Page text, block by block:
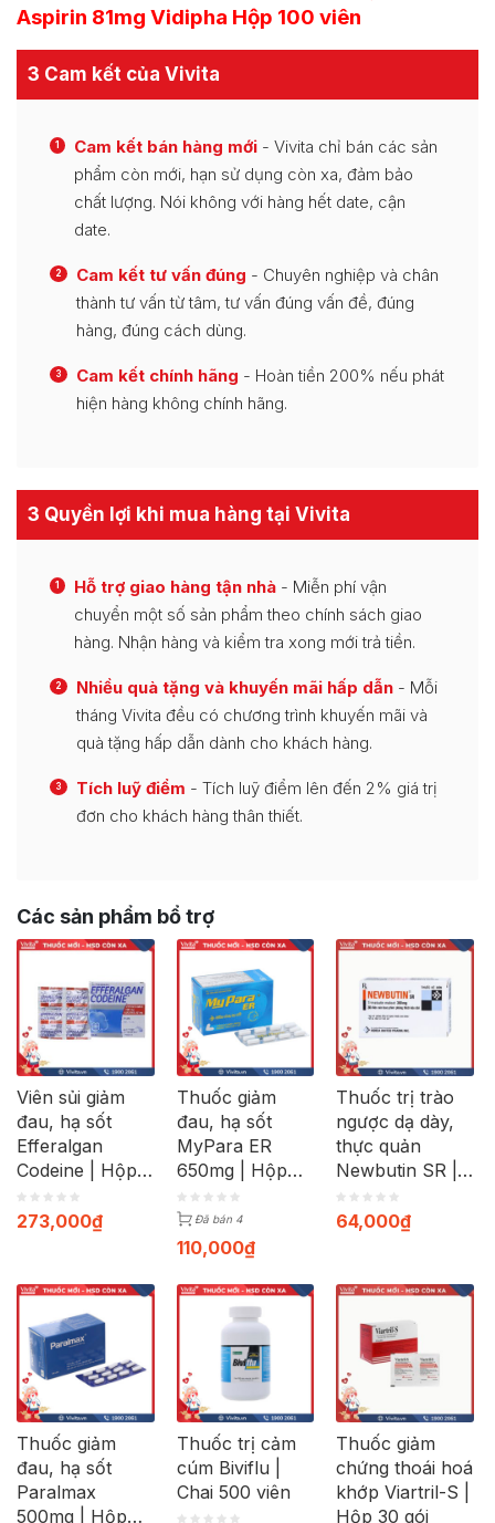
Aspirin 81mg Vidipha Hộp 100 viên
3 Cam kết của Vivita
1 Cam kết bán hàng mới - Vivita chỉ bán các sản
phẩm còn mới, hạn sử dụng còn xa, đảm bảo
chất lượng. Nói không với hàng hết date, cận
date.
2 Cam kết tư vấn đúng - Chuyên nghiệp và chân
thành tư vấn từ tâm, tư vấn đúng vấn đề, đúng
hàng, đúng cách dùng.
3 Cam kết chính hãng - Hoàn tiền 200% nếu phát
hiện hàng không chính hãng.
3 Quyền lợi khi mua hàng tại Vivita
1 Hỗ trợ giao hàng tận nhà - Miễn phí vận
chuyển một số sản phẩm theo chính sách giao
hàng. Nhận hàng và kiểm tra xong mới trả tiền.
2 Nhiều quà tặng và khuyến mãi hấp dẫn - Mỗi
tháng Vivita đều có chương trình khuyến mãi và
quà tặng hấp dẫn dành cho khách hàng.
3 Tích luỹ điểm - Tích luỹ điểm lên đến 2% giá trị
đơn cho khách hàng thân thiết.
Các sản phẩm bổ trợ
Viên sủi giảm
đau, hạ sốt
Efferalgan
Codeine | Hộp
40 viên
273,000₫
Thuốc giảm
đau, hạ sốt
MyPara ER
650mg | Hộp
100 viên
Đã bán 4
110,000₫
Thuốc trị trào
ngược dạ dày,
thực quản
Newbutin SR |
Hộp 30 viên
64,000₫
Thuốc giảm
đau, hạ sốt
Paralmax
500mg | Hộp
Thuốc trị cảm
cúm Biviflu |
Chai 500 viên
Thuốc giảm
chứng thoái hoá
khớp Viartril-S |
Hộp 30 gói